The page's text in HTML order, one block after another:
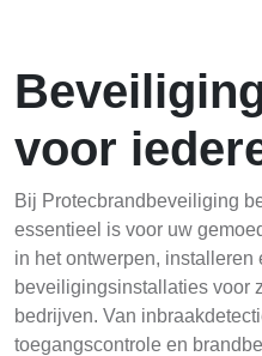
voor
Bij Protecbrandbeveiliging
essentieel is voor uw
in het ontwerpen,
beveiligingsinstallaties voor
bedrijven. Van
toegangscontrole en